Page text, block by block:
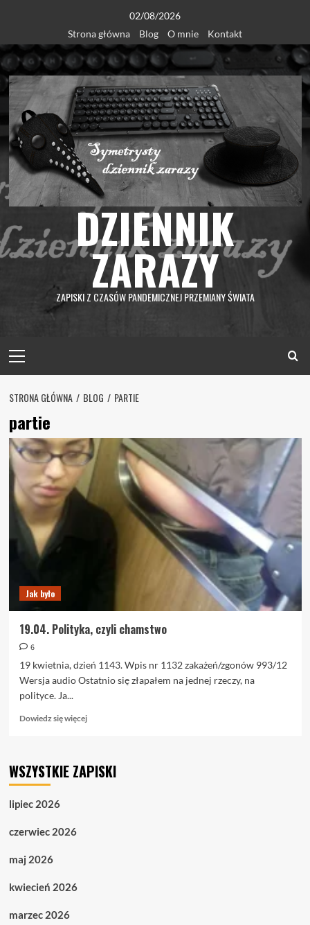
content
02/08/2026
Strona główna
Blog O mnie Kontakt
DZIENNIK
ZARAZY
ZAPISKI Z CZASÓW PANDEMICZNEJ PRZEMIANY ŚWIATA
Menu
STRONA GŁÓWNA BLOG PARTIE
partie
Jak było
19.04. Polityka, czyli chamstwo
6
19 kwietnia, dzień 1143. Wpis nr 1132 zakażeń/zgonów 993/12
Wersja audio Ostatnio się złapałem na jednej rzeczy, na
polityce. Ja...
Dowiedz się więcejDowiedz
19.04.
WSZYSTKIE ZAPISKI
lipiec 2026
czerwiec 2026
maj 2026
kwiecień 2026
marzec 2026